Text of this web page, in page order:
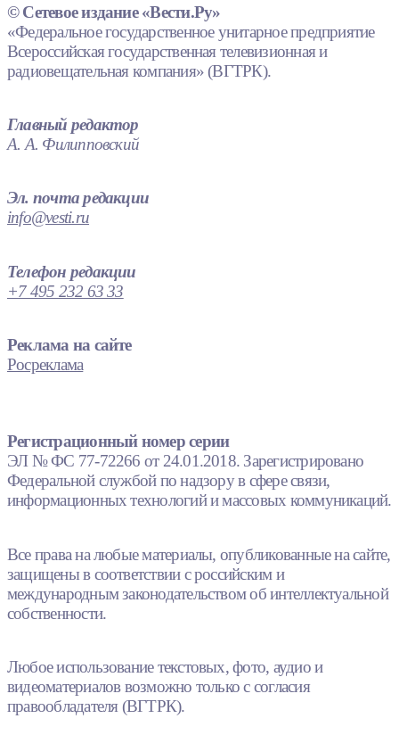
© Сетевое издание «Вести.Ру»
«Федеральное государственное унитарное предприятие
Всероссийская государственная телевизионная и
радиовещательная компания» (ВГТРК).
Главный редактор
А. А. Филипповский
Эл. почта редакции
info@vesti.ru
Телефон редакции
+7 495 232 63 33
Реклама на сайте
Росреклама
Регистрационный номер серии
ЭЛ № ФС 77-72266 от 24.01.2018. Зарегистрировано
Федеральной службой по надзору в сфере связи,
информационных технологий и массовых коммуникаций.
Все права на любые материалы, опубликованные на сайте,
защищены в соответствии с российским и
международным законодательством об интеллектуальной
собственности.
Любое использование текстовых, фото, аудио и
видеоматериалов возможно только с согласия
правообладателя (ВГТРК).